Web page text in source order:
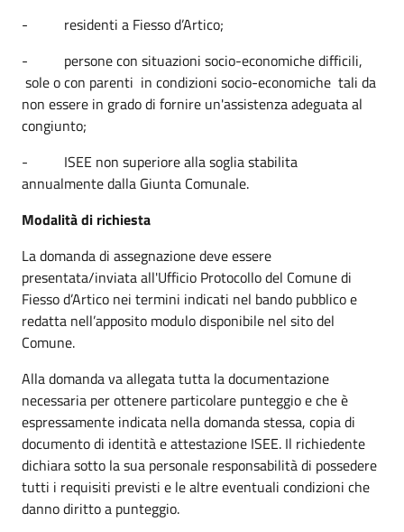
- residenti a Fiesso d’Artico;
- persone con situazioni socio-economiche difficili,
sole o con parenti in condizioni socio-economiche tali da
non essere in grado di fornire un'assistenza adeguata al
congiunto;
- ISEE non superiore alla soglia stabilita
annualmente dalla Giunta Comunale.
Modalità di richiesta
La domanda di assegnazione deve essere
presentata/inviata all'Ufficio Protocollo del Comune di
Fiesso d’Artico nei termini indicati nel bando pubblico e
redatta nell’apposito modulo disponibile nel sito del
Comune.
Alla domanda va allegata tutta la documentazione
necessaria per ottenere particolare punteggio e che è
espressamente indicata nella domanda stessa, copia di
documento di identità e attestazione ISEE. Il richiedente
dichiara sotto la sua personale responsabilità di possedere
tutti i requisiti previsti e le altre eventuali condizioni che
danno diritto a punteggio.